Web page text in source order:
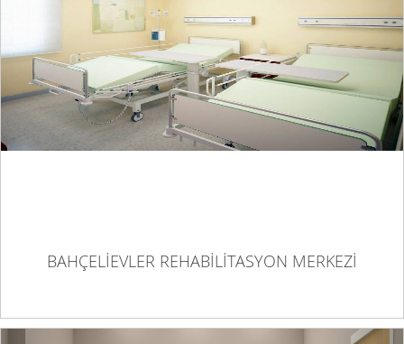
BAHÇELİEVLER REHABİLİTASYON MERKEZİ
BAHÇELİEVLER REHABİLİTASYON MERKEZİ